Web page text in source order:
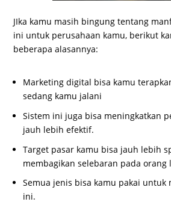
JIka kamu masih bingung tentang
ini untuk perusahaan kamu, berikut
beberapa alasannya:
Marketing digital bisa kamu
sedang kamu jalani
Sistem ini juga bisa meningkatkan
jauh lebih efektif.
Target pasar kamu bisa jauh lebih
membagikan selebaran pada orang
Semua jenis bisa kamu pakai untuk
ini.